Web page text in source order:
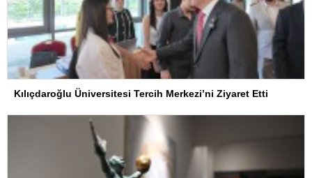
Kılıçdaroğlu Üniversitesi Tercih Merkezi’ni Ziyaret Etti